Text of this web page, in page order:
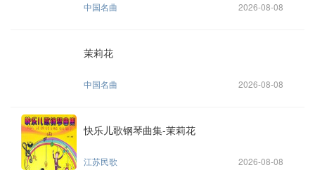
中国名曲 2026-08-08
茉莉花
中国名曲 2026-08-08
快乐儿歌钢琴曲集-茉莉花
江苏民歌 2026-08-08